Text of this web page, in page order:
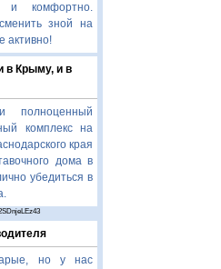
и комфортно.
зной на
активно!
Крыму, и в
полноценный
комплекс на
края
дома в
убедиться в
но у нас